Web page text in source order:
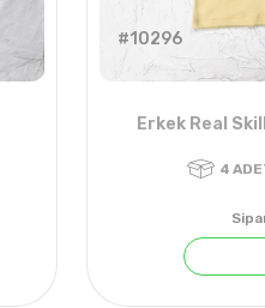
#10296
Erkek Real